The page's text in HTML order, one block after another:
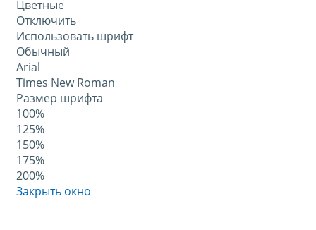
Цветные
Отключить
Использовать шрифт
Обычный
Arial
Times New Roman
Размер шрифта
100%
125%
150%
175%
200%
Закрыть окно